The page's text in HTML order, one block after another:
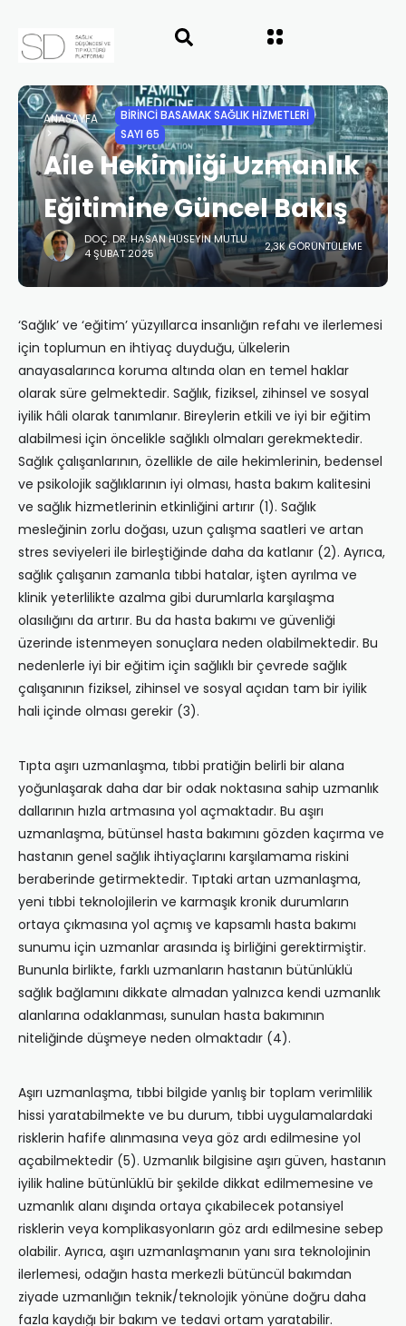
ANASAYFA
BIRINCI BASAMAK SAĞLIK HIZMETLERI
SAYI 65
Aile Hekimliği Uzmanlık
Eğitimine Güncel Bakış
DOÇ. DR. HASAN HÜSEYIN MUTLU
4 ŞUBAT 2025
2,3K GÖRÜNTÜLEME
‘Sağlık’ ve ‘eğitim’ yüzyıllarca insanlığın refahı ve ilerlemesi
için toplumun en ihtiyaç duyduğu, ülkelerin
anayasalarınca koruma altında olan en temel haklar
olarak süre gelmektedir. Sağlık, fiziksel, zihinsel ve sosyal
iyilik hâli olarak tanımlanır. Bireylerin etkili ve iyi bir eğitim
alabilmesi için öncelikle sağlıklı olmaları gerekmektedir.
Sağlık çalışanlarının, özellikle de aile hekimlerinin, bedensel
ve psikolojik sağlıklarının iyi olması, hasta bakım kalitesini
ve sağlık hizmetlerinin etkinliğini artırır (1). Sağlık
mesleğinin zorlu doğası, uzun çalışma saatleri ve artan
stres seviyeleri ile birleştiğinde daha da katlanır (2). Ayrıca,
sağlık çalışanın zamanla tıbbi hatalar, işten ayrılma ve
klinik yeterlilikte azalma gibi durumlarla karşılaşma
olasılığını da artırır. Bu da hasta bakımı ve güvenliği
üzerinde istenmeyen sonuçlara neden olabilmektedir. Bu
nedenlerle iyi bir eğitim için sağlıklı bir çevrede sağlık
çalışanının fiziksel, zihinsel ve sosyal açıdan tam bir iyilik
hali içinde olması gerekir (3).
Tıpta aşırı uzmanlaşma, tıbbi pratiğin belirli bir alana
yoğunlaşarak daha dar bir odak noktasına sahip uzmanlık
dallarının hızla artmasına yol açmaktadır. Bu aşırı
uzmanlaşma, bütünsel hasta bakımını gözden kaçırma ve
hastanın genel sağlık ihtiyaçlarını karşılamama riskini
beraberinde getirmektedir. Tıptaki artan uzmanlaşma,
yeni tıbbi teknolojilerin ve karmaşık kronik durumların
ortaya çıkmasına yol açmış ve kapsamlı hasta bakımı
sunumu için uzmanlar arasında iş birliğini gerektirmiştir.
Bununla birlikte, farklı uzmanların hastanın bütünlüklü
sağlık bağlamını dikkate almadan yalnızca kendi uzmanlık
alanlarına odaklanması, sunulan hasta bakımının
niteliğinde düşmeye neden olmaktadır (4).
Aşırı uzmanlaşma, tıbbi bilgide yanlış bir toplam verimlilik
hissi yaratabilmekte ve bu durum, tıbbi uygulamalardaki
risklerin hafife alınmasına veya göz ardı edilmesine yol
açabilmektedir (5). Uzmanlık bilgisine aşırı güven, hastanın
iyilik haline bütünlüklü bir şekilde dikkat edilmemesine ve
uzmanlık alanı dışında ortaya çıkabilecek potansiyel
risklerin veya komplikasyonların göz ardı edilmesine sebep
olabilir. Ayrıca, aşırı uzmanlaşmanın yanı sıra teknolojinin
ilerlemesi, odağın hasta merkezli bütüncül bakımdan
ziyade uzmanlığın teknik/teknolojik yönüne doğru daha
fazla kaydığı bir bakım ve tedavi ortam yaratabilir.